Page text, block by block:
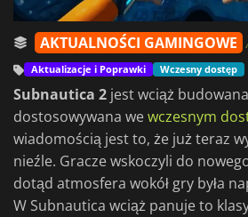
AKTUALNOŚCI GAMINGOWE
Aktualizacje i Poprawki Wczesny dostęp
Subnautica 2 jest wciąż
dostosowywana wewczesnym
wiadomością jest to, że już teraz
nieźle. Gracze wskoczyli do
dotąd atmosfera wokół gry była
W Subnautica wciąż panuje to